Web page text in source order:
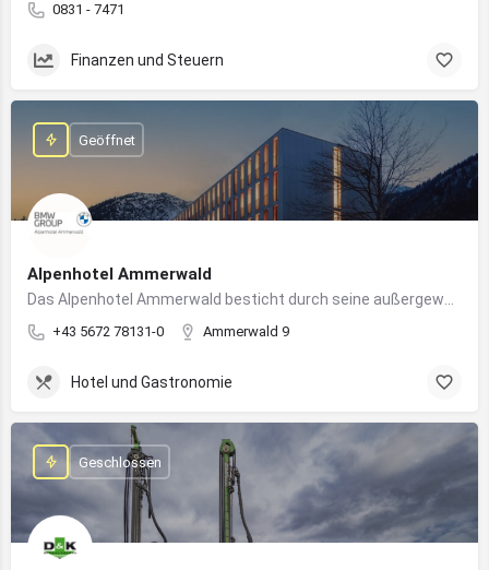
0831 - 7471
Finanzen und Steuern
Alpenhotel Ammerwald
+43 5672 78131-0 Ammerwald 9
Geöffnet
Hotel und Gastronomie
Geschlossen